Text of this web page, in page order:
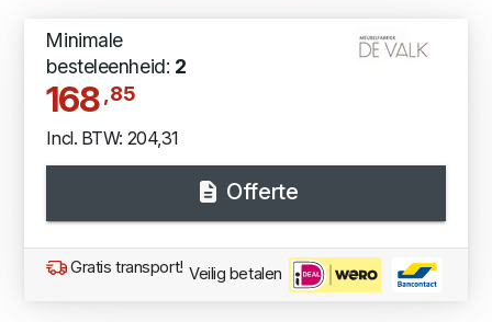
Minimale
besteleenheid: 2
168,85
Incl. BTW: 204,31
Offerte
Gratis transport! Veilig betalen